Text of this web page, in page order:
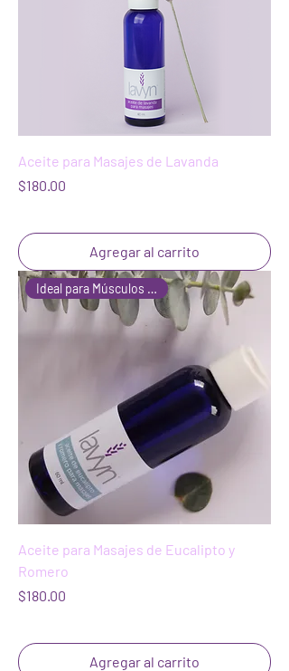
Aceite para Masajes de Lavanda
Precio
$180.00
Agregar al carrito
Ideal para Músculos y Memoria
Aceite para Masajes de Eucalipto y
Romero
Precio
$180.00
Agregar al carrito